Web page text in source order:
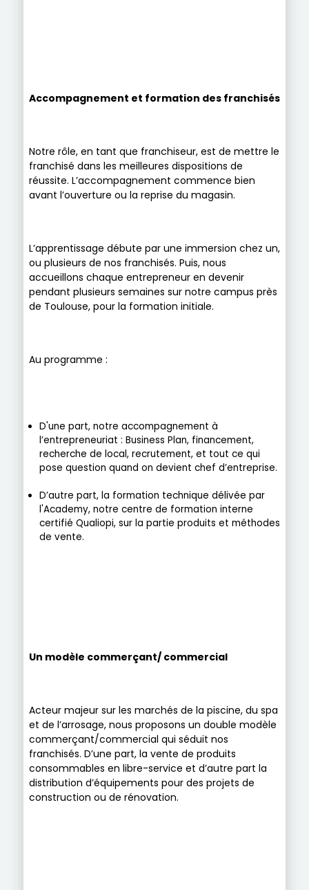
Accompagnement et formation des franchisés
Notre rôle, en tant que franchiseur, est de mettre le
franchisé dans les meilleures dispositions de
réussite. L’accompagnement commence bien
avant l’ouverture ou la reprise du magasin.
L’apprentissage débute par une immersion chez un,
ou plusieurs de nos franchisés. Puis, nous
accueillons chaque entrepreneur en devenir
pendant plusieurs semaines sur notre campus près
de Toulouse, pour la formation initiale.
Au programme :
D'une part, notre accompagnement à
l’entrepreneuriat : Business Plan, financement,
recherche de local, recrutement, et tout ce qui
pose question quand on devient chef d’entreprise.
D’autre part, la formation technique délivée par
l'Academy, notre centre de formation interne
certifié Qualiopi, sur la partie produits et méthodes
de vente.
Un modèle commerçant/ commercial
Acteur majeur sur les marchés de la piscine, du spa
et de l’arrosage, nous proposons un double modèle
commerçant/commercial qui séduit nos
franchisés. D’une part, la vente de produits
consommables en libre-service et d’autre part la
distribution d’équipements pour des projets de
construction ou de rénovation.